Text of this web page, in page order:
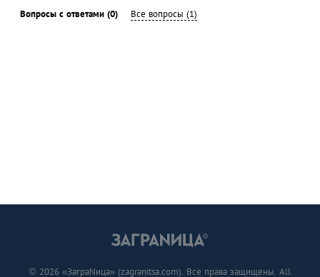
Вопросы с ответами (0) Все вопросы (1)
© 2026 «ЗаграNица» (zagranitsa.com). Все права защищены. All